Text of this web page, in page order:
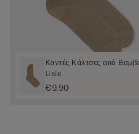
Κοντές Κάλτσες από
Lisle
€9.90